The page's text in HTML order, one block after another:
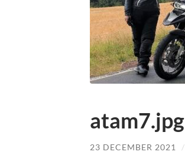
atam7.jpg
23 DECEMBER 2021 /